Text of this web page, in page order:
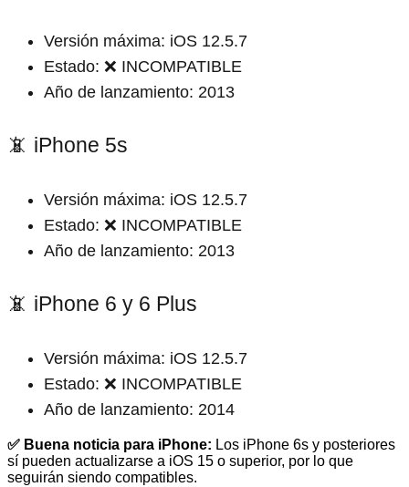
Versión máxima: iOS 12.5.7
Estado: ❌ INCOMPATIBLE
Año de lanzamiento: 2013
📵 iPhone 5s
Versión máxima: iOS 12.5.7
Estado: ❌ INCOMPATIBLE
Año de lanzamiento: 2013
📵 iPhone 6 y 6 Plus
Versión máxima: iOS 12.5.7
Estado: ❌ INCOMPATIBLE
Año de lanzamiento: 2014
✅ Buena noticia para iPhone: Los iPhone 6s y posteriores
sí pueden actualizarse a iOS 15 o superior, por lo que
seguirán siendo compatibles.